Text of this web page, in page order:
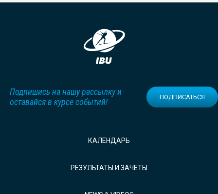
Подпишись на нашу рассылку и
оставайся в курсе событий!
ПОДПИСАТЬСЯ
КАЛЕНДАРЬ
РЕЗУЛЬТАТЫ И ЗАЧЕТЫ